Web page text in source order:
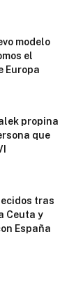
modelo
el
Europa
propina
que
tras
Ceuta y
España